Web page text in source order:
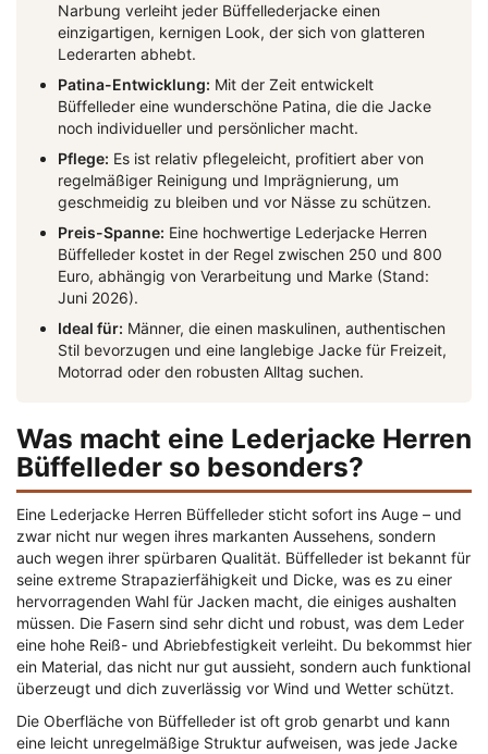
Narbung verleiht jeder Büffellederjacke einen
einzigartigen, kernigen Look, der sich von glatteren
Lederarten abhebt.
Patina-Entwicklung: Mit der Zeit entwickelt
Büffelleder eine wunderschöne Patina, die die Jacke
noch individueller und persönlicher macht.
Pflege: Es ist relativ pflegeleicht, profitiert aber von
regelmäßiger Reinigung und Imprägnierung, um
geschmeidig zu bleiben und vor Nässe zu schützen.
Preis-Spanne: Eine hochwertige Lederjacke Herren
Büffelleder kostet in der Regel zwischen 250 und 800
Euro, abhängig von Verarbeitung und Marke (Stand:
Juni 2026).
Ideal für: Männer, die einen maskulinen, authentischen
Stil bevorzugen und eine langlebige Jacke für Freizeit,
Motorrad oder den robusten Alltag suchen.
Was macht eine Lederjacke Herren
Büffelleder so besonders?
Eine Lederjacke Herren Büffelleder sticht sofort ins Auge – und
zwar nicht nur wegen ihres markanten Aussehens, sondern
auch wegen ihrer spürbaren Qualität. Büffelleder ist bekannt für
seine extreme Strapazierfähigkeit und Dicke, was es zu einer
hervorragenden Wahl für Jacken macht, die einiges aushalten
müssen. Die Fasern sind sehr dicht und robust, was dem Leder
eine hohe Reiß- und Abriebfestigkeit verleiht. Du bekommst hier
ein Material, das nicht nur gut aussieht, sondern auch funktional
überzeugt und dich zuverlässig vor Wind und Wetter schützt.
Die Oberfläche von Büffelleder ist oft grob genarbt und kann
eine leicht unregelmäßige Struktur aufweisen, was jede Jacke